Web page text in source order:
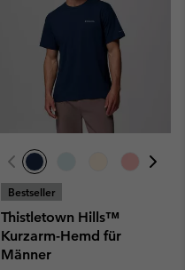
Bestseller
Thistletown Hills™
Kurzarm-Hemd für
Männer